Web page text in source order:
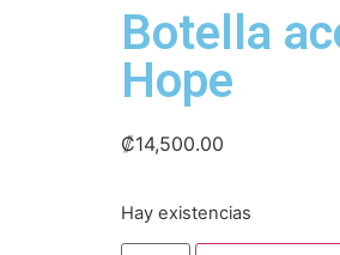
Botella
Hope
₡14,500.00
Hay existencias